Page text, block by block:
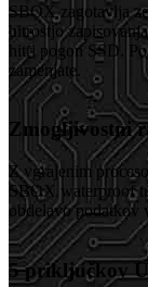
SBOX zagotavlja
hitrostjo
hitri pogon SSD.
zamenjate.
Zmogljivostni
Z vgrajenim
SBOX waterproof
obdelavo podatkov
5 priključkov